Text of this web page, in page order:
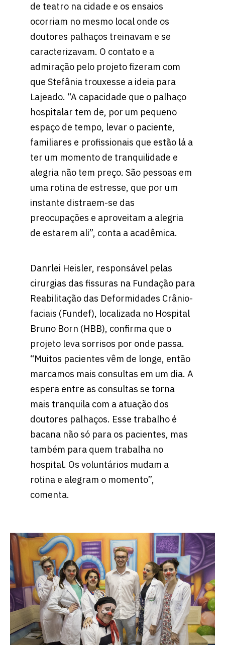
de teatro na cidade e os ensaios
ocorriam no mesmo local onde os
doutores palhaços treinavam e se
caracterizavam. O contato e a
admiração pelo projeto fizeram com
que Stefânia trouxesse a ideia para
Lajeado. “A capacidade que o palhaço
hospitalar tem de, por um pequeno
espaço de tempo, levar o paciente,
familiares e profissionais que estão lá a
ter um momento de tranquilidade e
alegria não tem preço. São pessoas em
uma rotina de estresse, que por um
instante distraem-se das
preocupações e aproveitam a alegria
de estarem ali”, conta a acadêmica.
Danrlei Heisler, responsável pelas
cirurgias das fissuras na Fundação para
Reabilitação das Deformidades Crânio-
faciais (Fundef), localizada no Hospital
Bruno Born (HBB), confirma que o
projeto leva sorrisos por onde passa.
“Muitos pacientes vêm de longe, então
marcamos mais consultas em um dia. A
espera entre as consultas se torna
mais tranquila com a atuação dos
doutores palhaços. Esse trabalho é
bacana não só para os pacientes, mas
também para quem trabalha no
hospital. Os voluntários mudam a
rotina e alegram o momento”,
comenta.